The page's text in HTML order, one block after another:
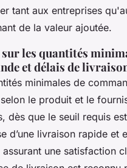
tant aux entreprises
de la valeur ajoutée.
les quantités
et délais de
minimales de
le produit et le
dès que le seuil requis
d’une livraison rapide et
une satisfaction